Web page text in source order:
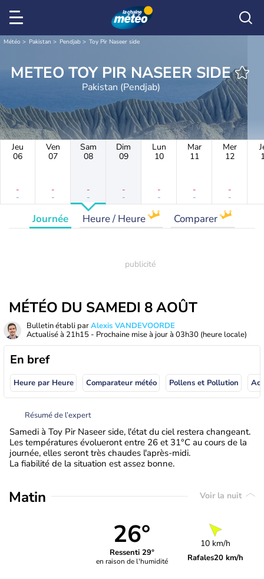
Météo Pakistan Pendjab Toy Pir Naseer side
METEO TOY PIR NASEER SIDE
Pakistan (Pendjab)
Jeu
06
-
-
Ven
07
-
-
Sam
08
-
-
Dim
09
-
-
Lun
10
-
-
Mar
11
-
-
Mer
12
-
-
Journée Heure / Heure Comparer
MÉTÉO DU SAMEDI 8 AOÛT
Bulletin établi parAlexis VANDEVOORDE
Actualisé à 21h15 - Prochaine mise à jour à 03h30 (heure locale)
En bref
Heure par Heure Comparateur météo Pollens et Pollution
Résumé de l’expert
Samedi à Toy Pir Naseer side, l'état du ciel restera changeant.
Les températures évolueront entre 26 et 31°C au cours de la
journée, elles seront très chaudes l'après-midi.
La fiabilité de la situation est assez bonne.
Matin Voir la nuit
26°
Ressenti 29°
en raison de l'humidité
10 km/h
Rafales20 km/h